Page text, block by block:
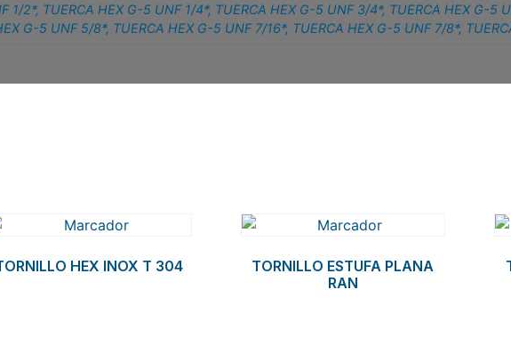
1/2*, TUERCA HEX G-5 UNF 1/4*, TUERCA HEX G-5 UNF 3/4*, TUERCA HEX G-5
G-5 UNF 5/8*, TUERCA HEX G-5 UNF 7/16*, TUERCA HEX G-5 UNF 7/8*,
HEX INOX T 304
TORNILLO ESTUFA PLANA
RAN